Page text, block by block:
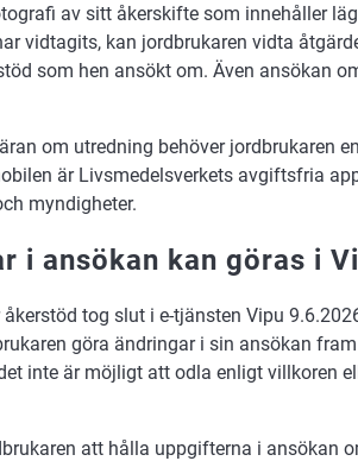
av sitt åkerskifte som innehåller
vidtagits, kan jordbrukaren vidta
som hen ansökt om. Även ansökan
om utredning behöver jordbrukaren
är Livsmedelsverkets avgiftsfria
myndigheter.
i ansökan kan göras i
tog slut i e-tjänsten Vipu
göra ändringar i sin ansökan
inte är möjligt att odla enligt villkoren
att hålla uppgifterna i ansökan